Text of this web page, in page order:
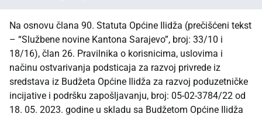
Na osnovu člana 90. Statuta Općine Ilidža (prečišćeni tekst
– “Službene novine Kantona Sarajevo”, broj: 33/10 i
18/16), član 26. Pravilnika o korisnicima, uslovima i
načinu ostvarivanja podsticaja za razvoj privrede iz
sredstava iz Budžeta Općine Ilidža za razvoj poduzetničke
incijative i podršku zapošljavanju, broj: 05-02-3784/22 od
18. 05. 2023. godine u skladu sa Budžetom Općine Ilidža